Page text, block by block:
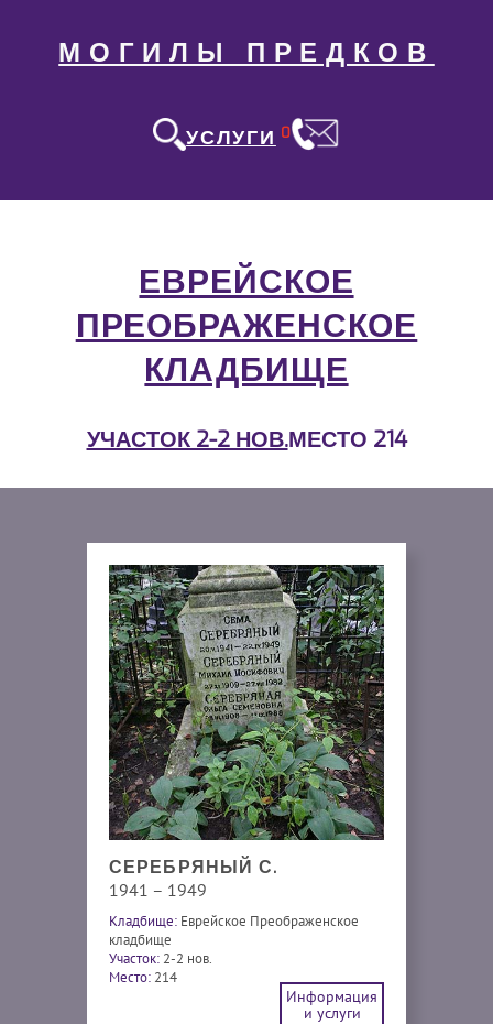
МОГИЛЫ ПРЕДКОВ
УСЛУГИ 0
ЕВРЕЙСКОЕ
ПРЕОБРАЖЕНСКОЕ
КЛАДБИЩЕ
УЧАСТОК 2-2 НОВ.МЕСТО 214
СЕРЕБРЯНЫЙ С.
1941 – 1949
Кладбище: Еврейское Преображенское
кладбище
Участок: 2-2 нов.
Место: 214
Информация
и услуги